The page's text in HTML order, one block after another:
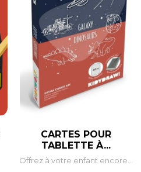
CARTES POUR
TABLETTE À...
Offrez à votre enfant encore...